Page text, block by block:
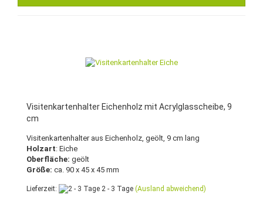
Visitenkartenhalter Eichenholz mit Acrylglasscheibe, 9
cm
Visitenkartenhalter aus Eichenholz, geölt, 9 cm lang
Holzart: Eiche
Oberfläche: geölt
Größe: ca. 90 x 45 x 45 mm
Lieferzeit: 2 - 3 Tage (Ausland abweichend)